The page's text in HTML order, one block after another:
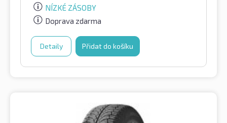
NÍZKÉ ZÁSOBY
Doprava zdarma
Detaily Přidat do košíku